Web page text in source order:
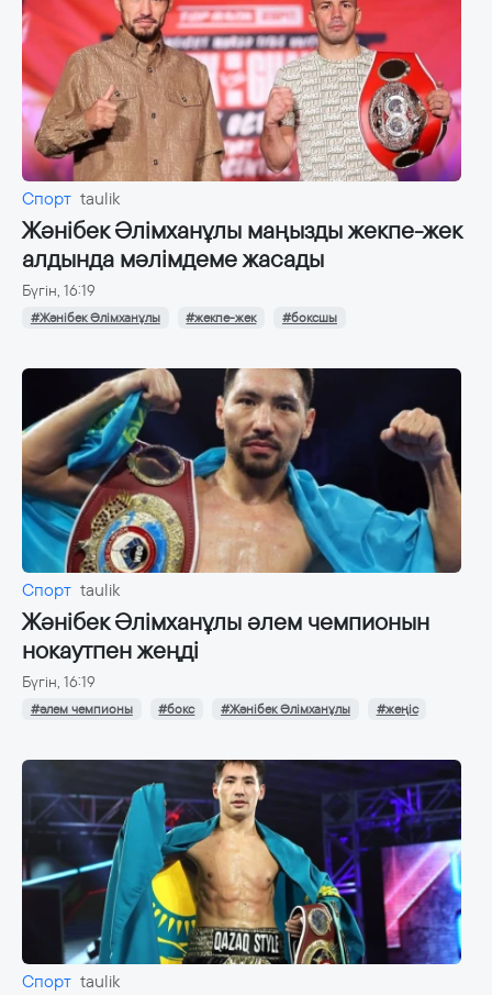
Спорт taulik
Жәнібек Әлімханұлы маңызды жекпе-жек
алдында мәлімдеме жасады
Бүгін, 16:19
#Жәнібек Әлімханұлы #жекпе-жек #боксшы
Спорт taulik
Жәнібек Әлімханұлы әлем чемпионын
нокаутпен жеңді
Бүгін, 16:19
#әлем чемпионы #бокс #Жәнібек Әлімханұлы #жеңіс
Спорт taulik